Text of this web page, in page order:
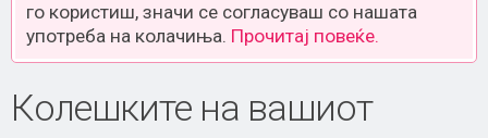
го користиш, значи се согласуваш со нашата
употреба на колачиња. Прочитај повеќе.
Колешките на вашиот